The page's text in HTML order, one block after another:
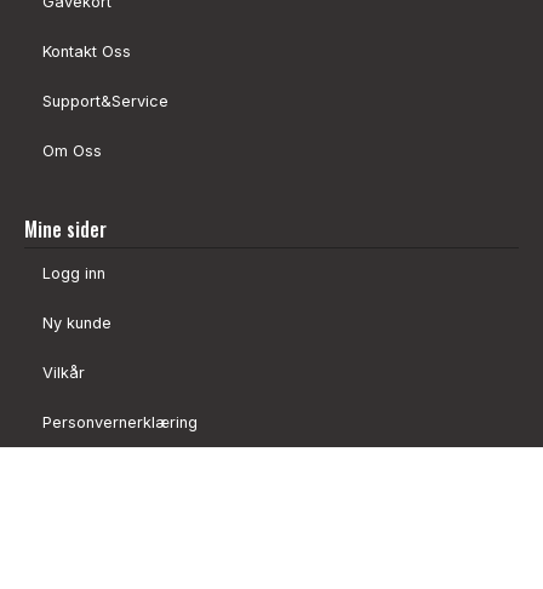
Kontakt Oss
Support&Service
Om Oss
Mine sider
Logg inn
Ny kunde
Vilkår
Personvernerklæring